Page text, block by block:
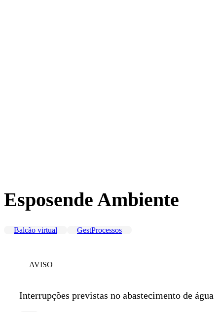
Esposende Ambiente
Balcão virtual GestProcessos
AVISO
Interrupções previstas no abastecimento de água